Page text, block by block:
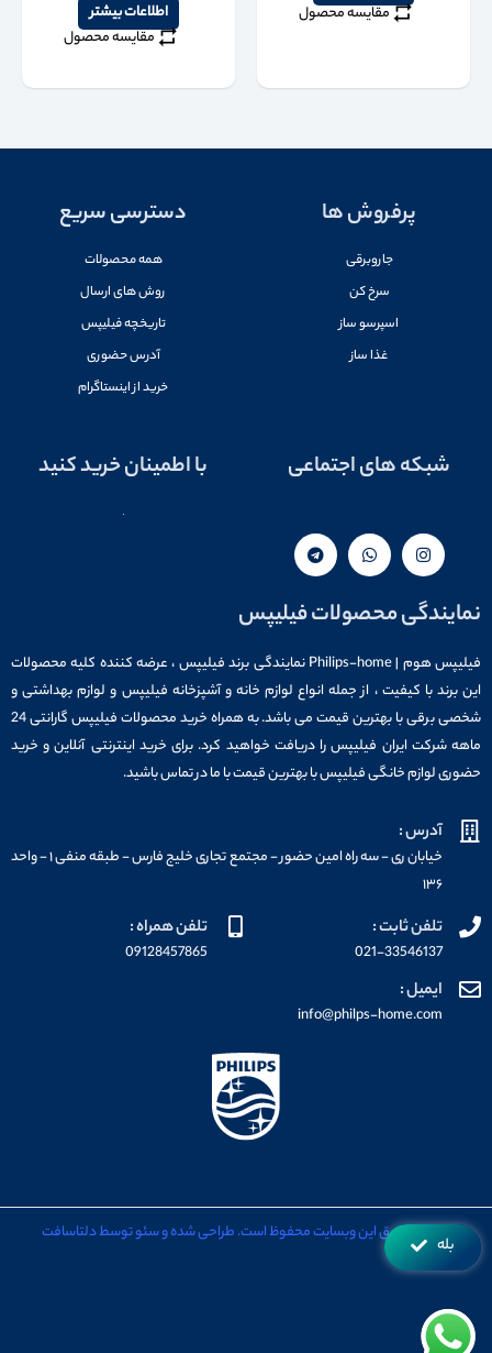
مقایسه محصول اطلاعات بیشتر
مقایسه محصول
پرفروش ها
جاروبرقی
سرخ کن
اسپرسو ساز
غذا ساز
دسترسی سریع
همه محصولات
روش های ارسال
تاریخچه فیلیپس
آدرس حضوری
خرید از اینستاگرام
شبکه های اجتماعی با اطمینان خرید کنید
نمایندگی محصولات فیلیپس
فیلیپس هوم | Philips-home نمایندگی برند فیلیپس ، عرضه کننده کلیه محصولات
این برند با کیفیت ، از جمله انواع لوازم خانه و آشپزخانه فیلیپس و لوازم بهداشتی و
شخصی برقی با بهترین قیمت می باشد. به همراه خرید محصولات فیلیپس گارانتی 24
ماهه شرکت ایران فیلیپس را دریافت خواهید کرد. برای خرید اینترنتی آنلاین و خرید
حضوری لوازم خانگی فیلیپس با بهترین قیمت با ما در تماس باشید.
آدرس :
خیابان ری - سه راه امین حضور - مجتمع تجاری خلیج فارس - طبقه منفی ۱ - واحد
۱۳۶
تلفن ثابت :
021-33546137
تلفن همراه :
09128457865
ایمیل :
info@philps-home.com
تمامی حقوق این وبسایت محفوظ است. طراحی شده و سئو توسط دلتاسافت
بله